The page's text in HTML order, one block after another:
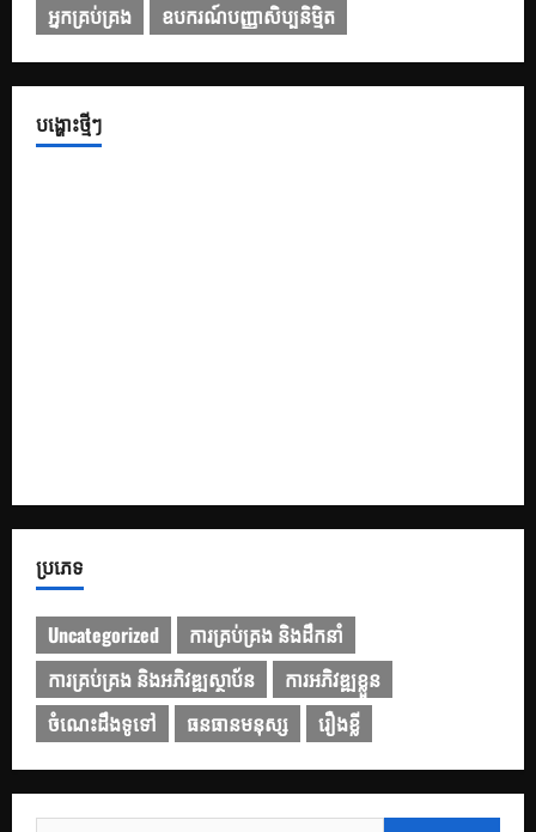
អ្នកគ្រប់គ្រង
ឧបករណ៍បញ្ញាសិប្បនិម្មិត
បង្ហោះថ្មីៗ
ប្រភេទ
Uncategorized
ការគ្រប់គ្រង និងដឹកនាំ
ការគ្រប់គ្រង និងអភិវឌ្ឍស្ថាប័ន
ការអភិវឌ្ឍខ្លួន
ចំណេះដឹងទូទៅ
ធនធានមនុស្ស រឿងខ្លី